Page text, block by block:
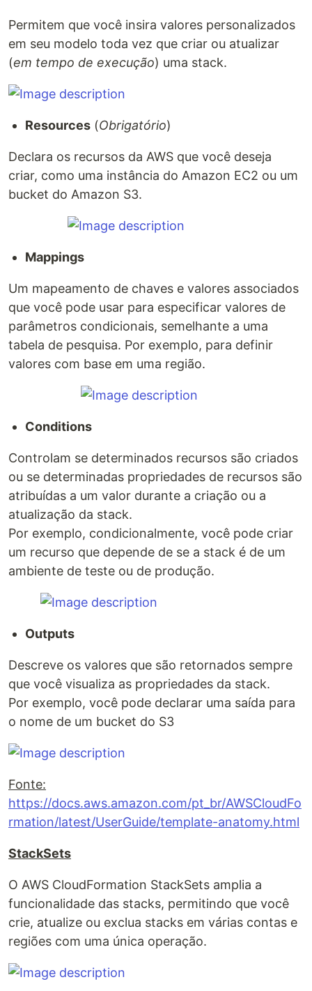
Permitem que você insira valores personalizados
em seu modelo toda vez que criar ou atualizar
(em tempo de execução) uma stack.
Resources (Obrigatório)
Declara os recursos da AWS que você deseja
criar, como uma instância do Amazon EC2 ou um
bucket do Amazon S3.
Mappings
Um mapeamento de chaves e valores associados
que você pode usar para especificar valores de
parâmetros condicionais, semelhante a uma
tabela de pesquisa. Por exemplo, para definir
valores com base em uma região.
Conditions
Controlam se determinados recursos são criados
ou se determinadas propriedades de recursos são
atribuídas a um valor durante a criação ou a
atualização da stack.
Por exemplo, condicionalmente, você pode criar
um recurso que depende de se a stack é de um
ambiente de teste ou de produção.
Outputs
Descreve os valores que são retornados sempre
que você visualiza as propriedades da stack.
Por exemplo, você pode declarar uma saída para
o nome de um bucket do S3
Fonte:
https://docs.aws.amazon.com/pt_br/AWSCloudFo
rmation/latest/UserGuide/template-anatomy.html
StackSets
O AWS CloudFormation StackSets amplia a
funcionalidade das stacks, permitindo que você
crie, atualize ou exclua stacks em várias contas e
regiões com uma única operação.